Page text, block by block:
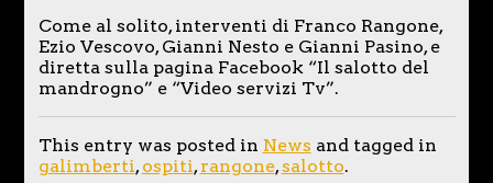
Come al solito, interventi di Franco Rangone,
Ezio Vescovo, Gianni Nesto e Gianni Pasino, e
diretta sulla pagina Facebook “Il salotto del
mandrogno” e “Video servizi Tv”.
This entry was posted in News and tagged in
galimberti,ospiti,rangone,salotto.